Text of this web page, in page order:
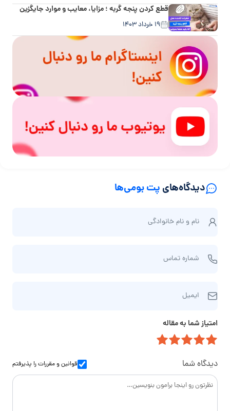
قطع کردن پنجه گربه ؛ مزایا، معایب و موارد جایگزین
۱۹ خرداد ۱۴۰۳
دیدگاه‌های پت بومی‌ها
ا
و
م‌
ا
ن
و
ا
د
گ
نام و نام‌ خانوادگی
م
ر
ا
شماره تماس
ی
ی
ل
ایمیل
امتیاز شما به مقاله
دیدگاه شما قوانین و مقرراترا پذیرفتم